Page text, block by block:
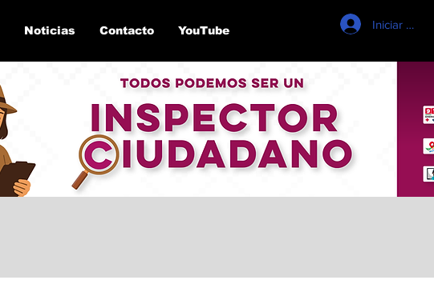
Noticias Contacto YouTube Iniciar sesión